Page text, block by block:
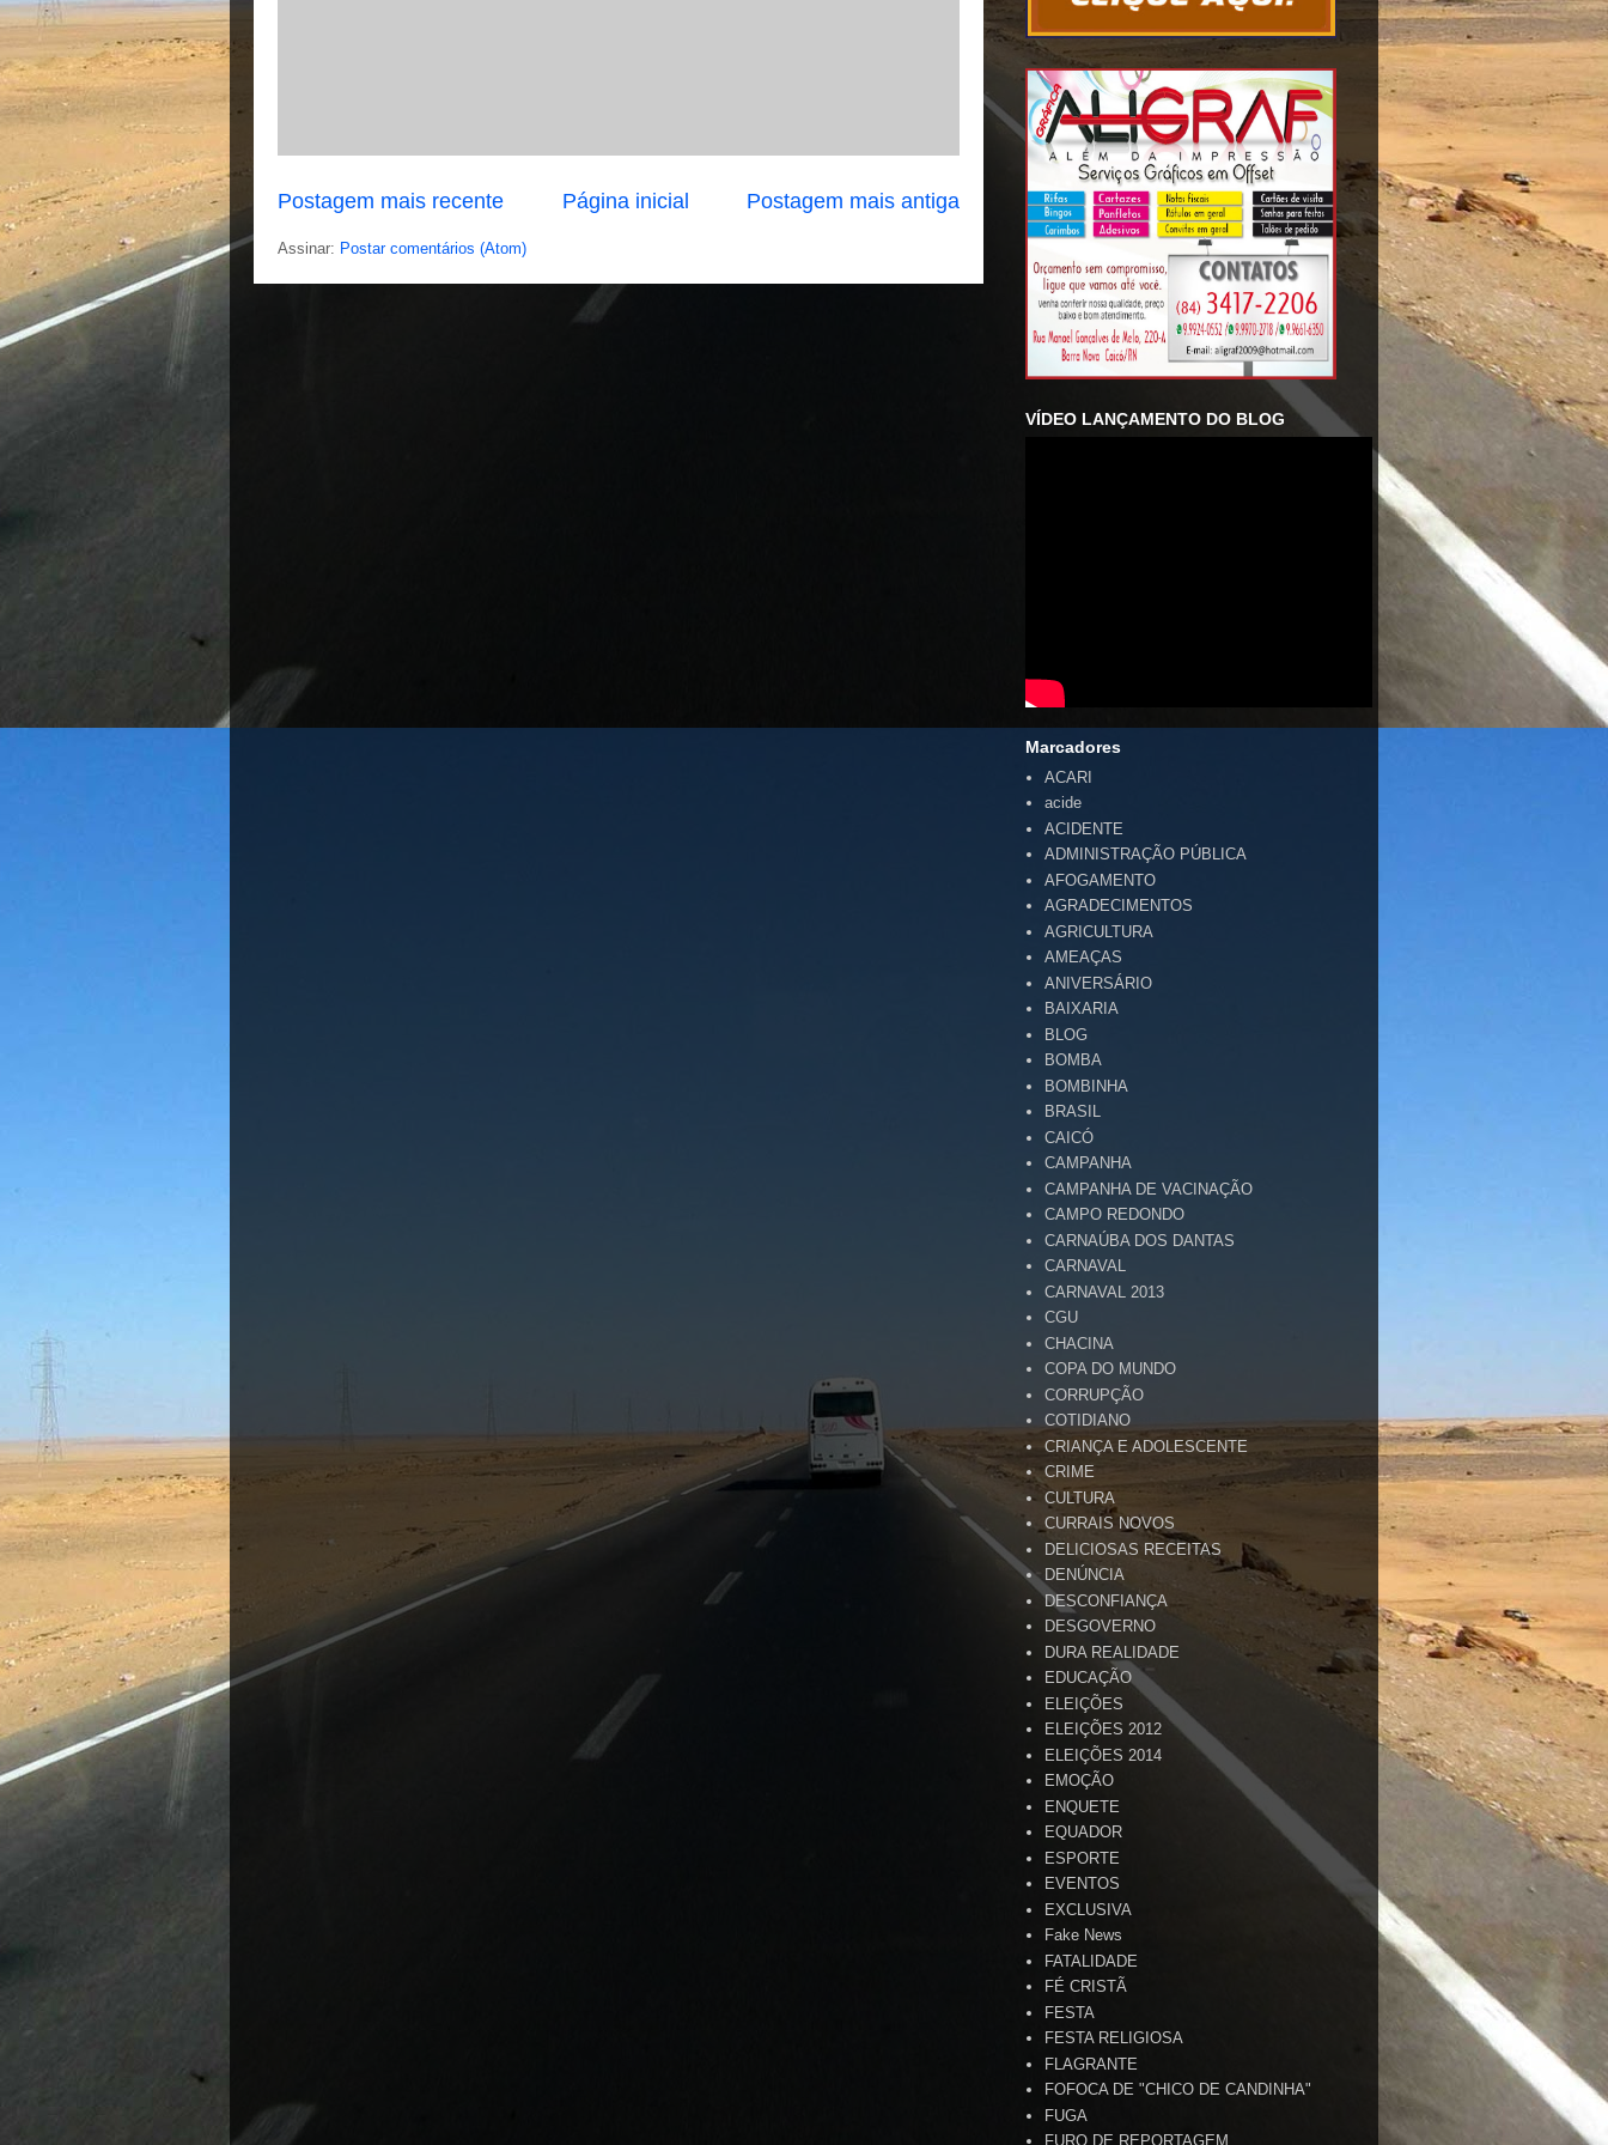
Postagem mais recente Postagem mais antiga
Página inicial
Assinar: Postar comentários (Atom)
VÍDEO LANÇAMENTO DO BLOG
Marcadores
ACARI
acide
ACIDENTE
ADMINISTRAÇÃO PÚBLICA
AFOGAMENTO
AGRADECIMENTOS
AGRICULTURA
AMEAÇAS
ANIVERSÁRIO
BAIXARIA
BLOG
BOMBA
BOMBINHA
BRASIL
CAICÓ
CAMPANHA
CAMPANHA DE VACINAÇÃO
CAMPO REDONDO
CARNAÚBA DOS DANTAS
CARNAVAL
CARNAVAL 2013
CGU
CHACINA
COPA DO MUNDO
CORRUPÇÃO
COTIDIANO
CRIANÇA E ADOLESCENTE
CRIME
CULTURA
CURRAIS NOVOS
DELICIOSAS RECEITAS
DENÚNCIA
DESCONFIANÇA
DESGOVERNO
DURA REALIDADE
EDUCAÇÃO
ELEIÇÕES
ELEIÇÕES 2012
ELEIÇÕES 2014
EMOÇÃO
ENQUETE
EQUADOR
ESPORTE
EVENTOS
EXCLUSIVA
Fake News
FATALIDADE
FÉ CRISTÃ
FESTA
FESTA RELIGIOSA
FLAGRANTE
FOFOCA DE "CHICO DE CANDINHA"
FUGA
FURO DE REPORTAGEM